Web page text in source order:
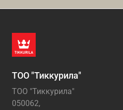
ТОО "Тиккурила"
ТОО "Тиккурила"
050062,